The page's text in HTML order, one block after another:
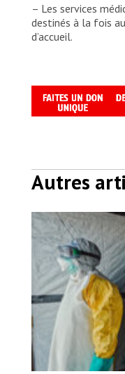
– Les services
destinés à la fois
d’accueil.
Autres